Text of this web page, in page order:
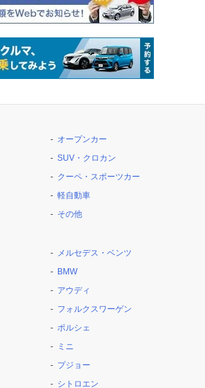
オープンカー
SUV・クロカン
クーペ・スポーツカー
軽自動車
その他
メルセデス・ベンツ
BMW
アウディ
フォルクスワーゲン
ポルシェ
ミニ
プジョー
シトロエン